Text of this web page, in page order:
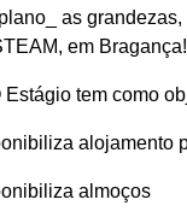
as
em Bragança!
Estágio tem como
alojamento
almoços